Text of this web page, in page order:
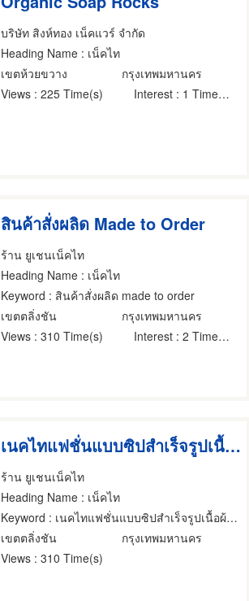
บริษัท สิงห์ทอง เน็คแวร์ จำกัด
Heading Name : เน็คไท
เขตห้วยขวาง
กรุงเทพมหานคร
Views : 225 Time(s) Interest : 1 Time(s)
สินค้าสั่งผลิด Made to Order
ร้าน ยูเชนเน็คไท
Heading Name : เน็คไท
Keyword : สินค้าสั่งผลิด made to order
เขตตลิ่งชัน
กรุงเทพมหานคร
Views : 310 Time(s) Interest : 2 Time(s)
เนคไทแฟชั่นแบบซิปสำเร็จรูปเนื้อผ้ามันซาติน
ร้าน ยูเชนเน็คไท
Heading Name : เน็คไท
Keyword : เนคไทแฟชั่นแบบซิปสำเร็จรูปเนื้อผ้ามันซาติน
เขตตลิ่งชัน
กรุงเทพมหานคร
Views : 310 Time(s)